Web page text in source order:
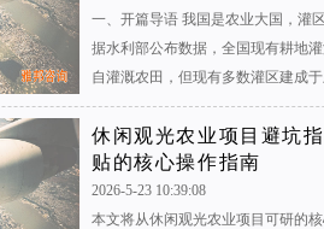
一、开篇导语 我国是农业大国，灌
据水利部公布数据，全国现有耕地
自灌溉农田，但现有多数灌区建成
休闲观光农业项目避坑
贴的核心操作指南
2026-5-23 10:39:08
本文将从休闲观光农业项目可研的